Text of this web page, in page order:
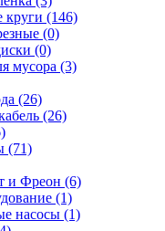
круги (146)
(0)
(0)
мусора (3)
(26)
(26)
(71)
и Фреон (6)
(1)
насосы (1)